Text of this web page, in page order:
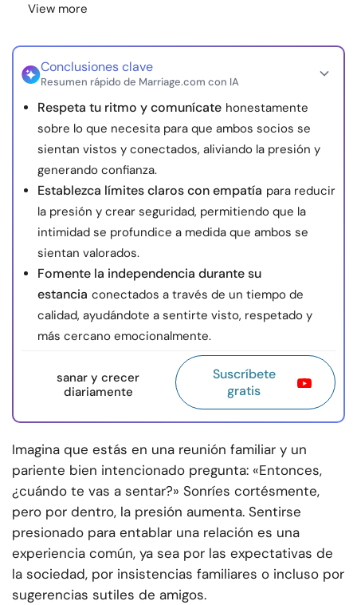
View more
Conclusiones clave
Resumen rápido de Marriage.com con IA
Respeta tu ritmo y comunícate honestamente
sobre lo que necesita para que ambos socios se
sientan vistos y conectados, aliviando la presión y
generando confianza.
Establezca límites claros con empatía para reducir
la presión y crear seguridad, permitiendo que la
intimidad se profundice a medida que ambos se
sientan valorados.
Fomente la independencia durante su
estancia conectados a través de un tiempo de
calidad, ayudándote a sentirte visto, respetado y
más cercano emocionalmente.
sanar y crecer
diariamente
Suscríbete
gratis
Imagina que estás en una reunión familiar y un
pariente bien intencionado pregunta: «Entonces,
¿cuándo te vas a sentar?» Sonríes cortésmente,
pero por dentro, la presión aumenta. Sentirse
presionado para entablar una relación es una
experiencia común, ya sea por las expectativas de
la sociedad, por insistencias familiares o incluso por
sugerencias sutiles de amigos.